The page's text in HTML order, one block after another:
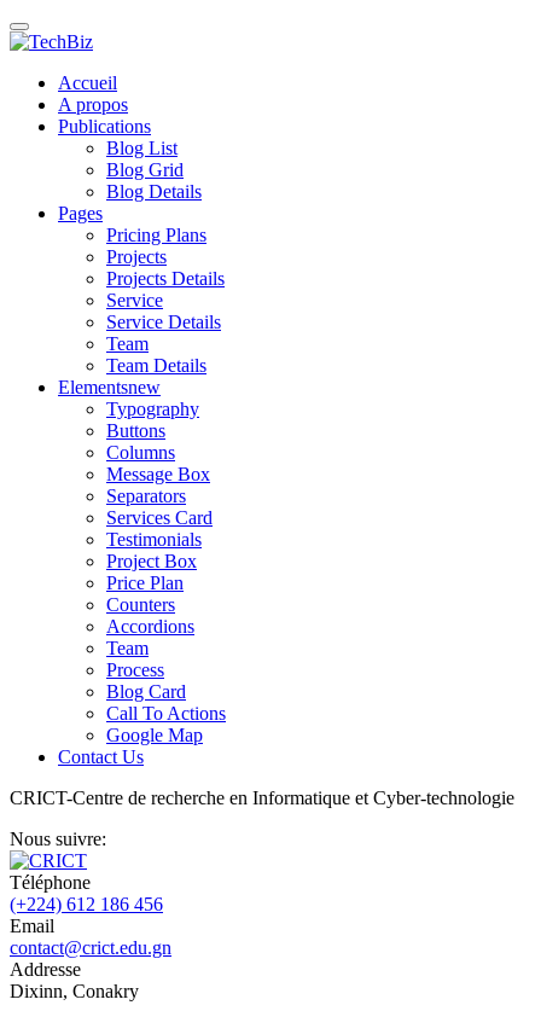
Accueil
A propos
Publications
Blog List
Blog Grid
Blog Details
Pages
Pricing Plans
Projects
Projects Details
Service
Service Details
Team
Team Details
Elementsnew
Typography
Buttons
Columns
Message Box
Separators
Services Card
Testimonials
Project Box
Price Plan
Counters
Accordions
Team
Process
Blog Card
Call To Actions
Google Map
Contact Us
CRICT-Centre de recherche en Informatique et Cyber-technologie
Nous suivre:
Téléphone
(+224) 612 186 456
Email
contact@crict.edu.gn
Addresse
Dixinn, Conakry